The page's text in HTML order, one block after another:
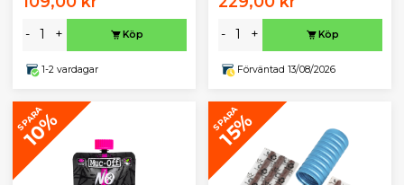
- + Köp
1-2 vardagar
- + Köp
Förväntad 13/08/2026
SPARA
10% SPARA
15%